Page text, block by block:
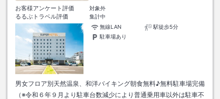
お客様アンケート評価
対象外
るるぶトラベル評価
集計中
無線LAN
駅徒歩5分
駐車場あり
男女フロア別天然温泉、和洋バイキング朝食無料♪無料駐車場完備
（※令和６年９月より駐車台数減少により普通乗用車以外は駐車不